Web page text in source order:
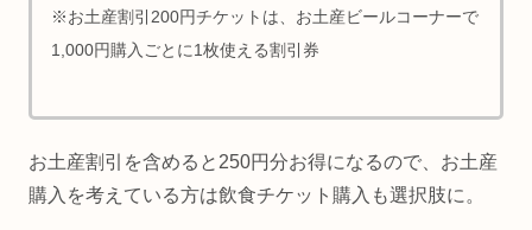
※お土産割引200円チケットは、お土産ビールコーナーで
1,000円購入ごとに1枚使える割引券
お土産割引を含めると250円分お得になるので、お土産
購入を考えている方は飲食チケット購入も選択肢に。